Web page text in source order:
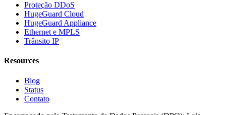
Proteção DDoS
HugeGuard Cloud
HugeGuard Appliance
Ethernet e MPLS
Trânsito IP
Resources
Blog
Status
Contato